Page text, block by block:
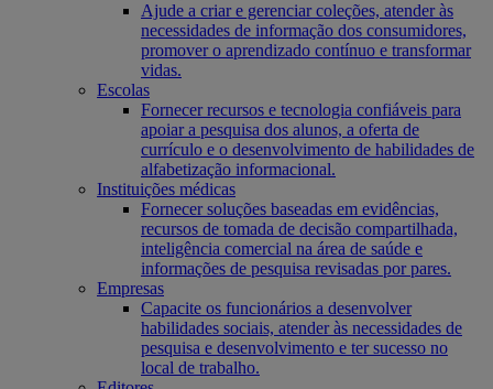
Ajude a criar e gerenciar coleções, atender às
necessidades de informação dos consumidores,
promover o aprendizado contínuo e transformar
vidas.
Escolas
Fornecer recursos e tecnologia confiáveis para
apoiar a pesquisa dos alunos, a oferta de
currículo e o desenvolvimento de habilidades de
alfabetização informacional.
Instituições médicas
Fornecer soluções baseadas em evidências,
recursos de tomada de decisão compartilhada,
inteligência comercial na área de saúde e
informações de pesquisa revisadas por pares.
Empresas
Capacite os funcionários a desenvolver
habilidades sociais, atender às necessidades de
pesquisa e desenvolvimento e ter sucesso no
local de trabalho.